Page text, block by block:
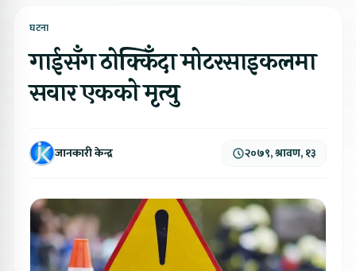
घटना
गाईसँग ठोक्किँदा मोटरसाइकलमा
सवार एकको मृत्यु
जानकारी केन्द्र २०७९, श्रावण, १३